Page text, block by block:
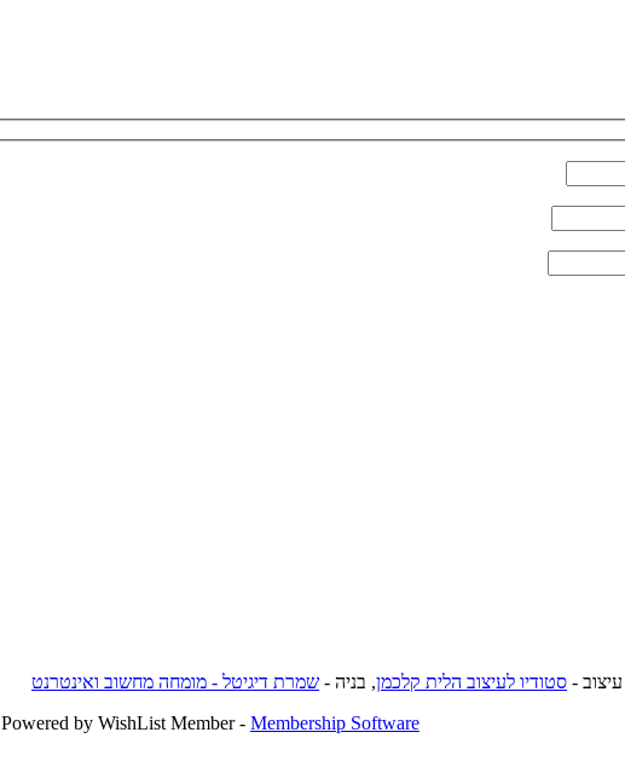
סטודיו לעיצוב הלית קלכמן, בניה - שמרת דיגיטל - מומחה מחשוב ואינטרנט
Powered by WishList Member - Membership Software